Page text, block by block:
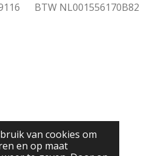
van cookies om
en op maat
BTW NL001556170B82